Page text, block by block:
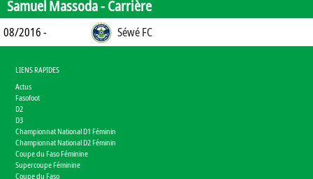
Samuel Massoda -Carrière
08/2016 - Séwé FC
LIENS RAPIDES
Actus
Fasofoot
D2
D3
Championnat National D1 Féminin
Championnat National D2 Féminin
Coupe du Faso Féminine
Supercoupe Féminine
Coupe du Faso